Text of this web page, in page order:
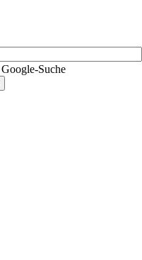
Google-Suche